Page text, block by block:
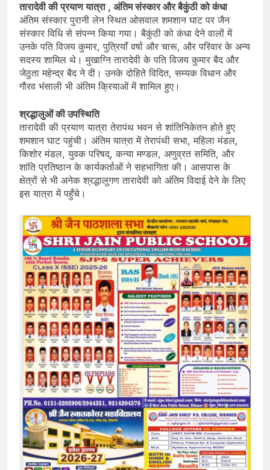
तारादेवी की प्रयाण यात्रा , अंतिम संस्कार और बैकुंठी को कंधा
अंतिम संस्कार पुरानी लेन स्थित ओसवाल शमशान घाट पर जैन
संस्कार विधि से संपन्न किया गया। बैकुंठी को कंधा देने वालों में
उनके पति विजय कुमार, पुत्रियाँ वर्षा और चारू, और परिवार के अन्य
सदस्य शामिल थे। मुखाग्नि तारादेवी के पति विजय कुमार बैद और
जेठुता महेन्द्र बैद ने दी। उनके दोहिते विदित, सम्यक विधान और
गौरव भंसाली भी अंतिम क्रियाओं में शामिल हुए।
श्रद्धालुओं की उपस्थिति
तारादेवी की प्रयाण यात्रा तेरापंथ भवन से शांतिनिकेतन होते हुए
शमशान घाट पहुंची। अंतिम यात्रा में तेरापंथी सभा, महिला मंडल,
किशोर मंडल, युवक परिषद्, कन्या मण्डल, अणुव्रत समिति, और
शांति प्रतिष्ठान के कार्यकर्ताओं ने सहभागिता की। आसपास के
क्षेत्रों से भी अनेक श्रद्धालुगण तारादेवी को अंतिम विदाई देने के लिए
इस यात्रा में पहुँचे।